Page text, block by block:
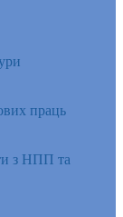
праць
з НПП та